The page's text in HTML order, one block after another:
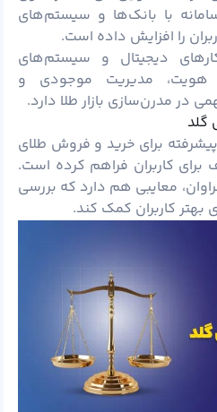
با بانک‌ها و سیستم‌های
را افزایش داده است.
دیجیتال و سیستم‌های
هویت، مدیریت موجودی و
مدرن‌سازی بازار طلا دارد.
گلد
برای خرید و فروش طلای
کاربران فراهم کرده است.
معایبی هم دارد که بررسی
کاربران کمک کند.